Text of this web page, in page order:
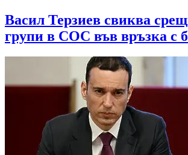
Васил Терзиев свиква
групи в СОС във връзка с